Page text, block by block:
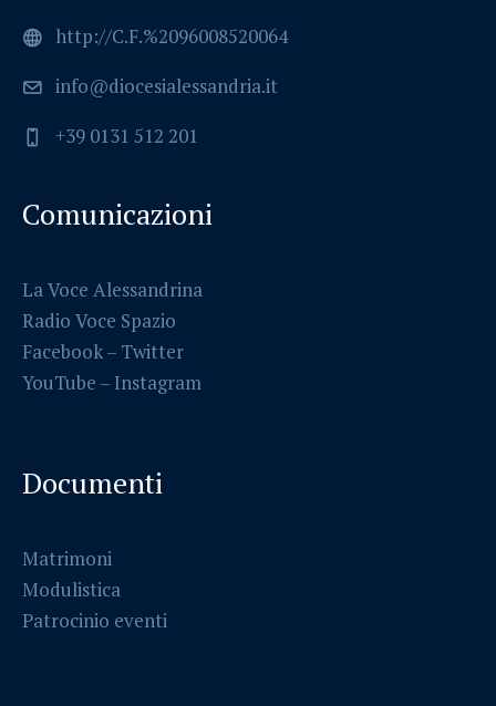
http://C.F.%2096008520064
info@diocesialessandria.it
+39 0131 512 201
Comunicazioni
La Voce Alessandrina
Radio Voce Spazio
Facebook– Twitter
YouTube – Instagram
Documenti
Matrimoni
Modulistica
Patrocinio eventi